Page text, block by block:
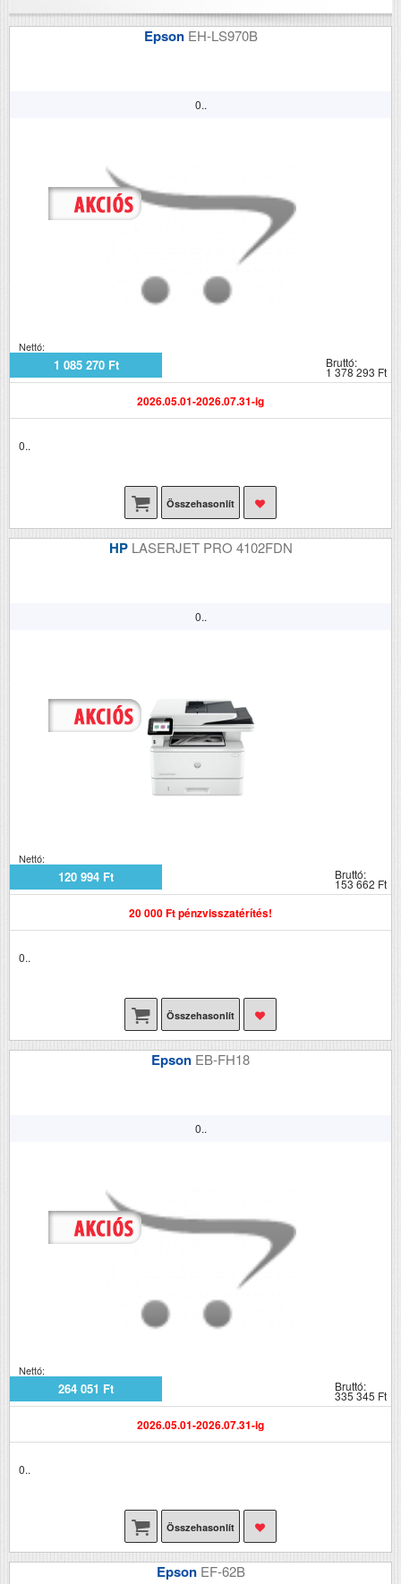
Epson EH-LS970B
0..
Nettó:
1 085 270 Ft Bruttó:
1 378 293 Ft
2026.05.01-2026.07.31-ig
0..
Összehasonlít
HP LASERJET PRO 4102FDN
0..
Nettó:
120 994 Ft Bruttó:
153 662 Ft
20 000 Ft pénzvisszatérítés!
0..
Összehasonlít
Epson EB-FH18
0..
Nettó:
264 051 Ft Bruttó:
335 345 Ft
2026.05.01-2026.07.31-ig
0..
Összehasonlít
Epson EF-62B